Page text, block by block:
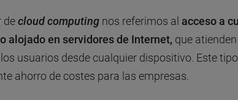
de cloud computingnos referimos al acceso a
alojado en servidores de Internet, que
usuarios desde cualquier dispositivo. Este
ahorro de costes para las empresas.